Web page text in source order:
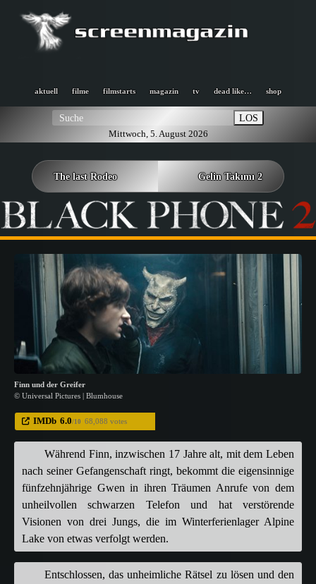
aktuell filme filmstarts magazin tv dead like… shop
LOS
Mittwoch, 5. August 2026
The last Rodeo Gelin Takımı 2
Finn und der Greifer
© Universal Pictures | Blumhouse
IMDb 6.0/10 68,088 votes
Während Finn, inzwischen 17 Jahre alt, mit dem Leben
nach seiner Gefangenschaft ringt, bekommt die eigensinnige
fünfzehnjährige Gwen in ihren Träumen Anrufe von dem
unheilvollen schwarzen Telefon und hat verstörende
Visionen von drei Jungs, die im Winterferienlager Alpine
Lake von etwas verfolgt werden.
Entschlossen, das unheimliche Rätsel zu lösen und den